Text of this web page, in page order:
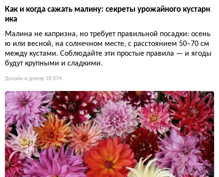
Как и когда сажать малину: секреты урожайного кустарн
ика
Малина не капризна, но требует правильной посадки: осень
ю или весной, на солнечном месте, с расстоянием 50–70 см
между кустами. Соблюдайте эти простые правила — и ягоды
будут крупными и сладкими.
Дизайн и декор 18 874